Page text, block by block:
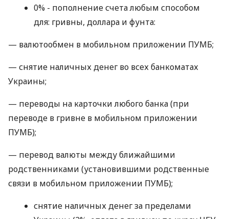
0% - пополнение счета любым способом
для: гривны, доллара и фунта:
— валютообмен в мобильном приложении ПУМБ;
— снятие наличных денег во всех банкоматах
Украины;
— переводы на карточки любого банка (при
переводе в гривне в мобильном приложении
ПУМБ);
— перевод валюты между ближайшими
родственниками (установившими родственные
связи в мобильном приложении ПУМБ);
снятие наличных денег за пределами